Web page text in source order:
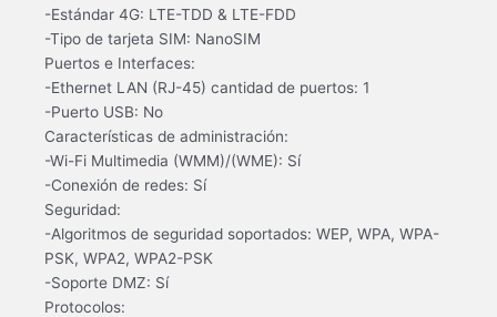
-Estándar 4G: LTE-TDD & LTE-FDD
-Tipo de tarjeta SIM: NanoSIM
Puertos e Interfaces:
-Ethernet LAN (RJ-45) cantidad de puertos: 1
-Puerto USB: No
Características de administración:
-Wi-Fi Multimedia (WMM)/(WME): Sí
-Conexión de redes: Sí
Seguridad:
-Algoritmos de seguridad soportados: WEP, WPA, WPA-
PSK, WPA2, WPA2-PSK
-Soporte DMZ: Sí
Protocolos: